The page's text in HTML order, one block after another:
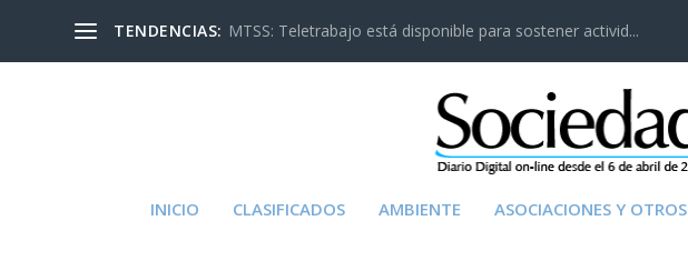
TENDENCIAS: MTSS: Teletrabajo está disponible para sostener activid...
INICIO CLASIFICADOS AMBIENTE ASOCIACIONES Y OTROS